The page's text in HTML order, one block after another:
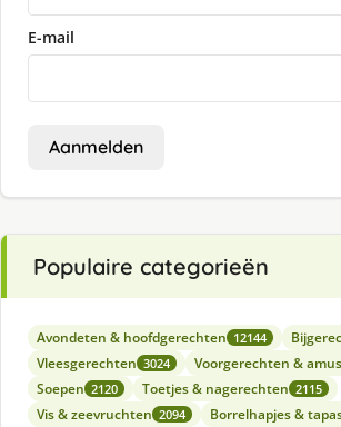
E-mail
Aanmelden
Populaire categorieën
Avondeten & hoofdgerechten 12144
Vleesgerechten 3024 Voorgerechten &
Soepen 2120 Toetjes & nagerechten 2115
Vis & zeevruchten 2094 Borrelhapjes &